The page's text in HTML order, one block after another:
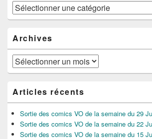
Catégories
Archives
Archives
Articles récents
Sortie des comics VO de la semaine du 29
Sortie des comics VO de la semaine du 22
Sortie des comics VO de la semaine du 15